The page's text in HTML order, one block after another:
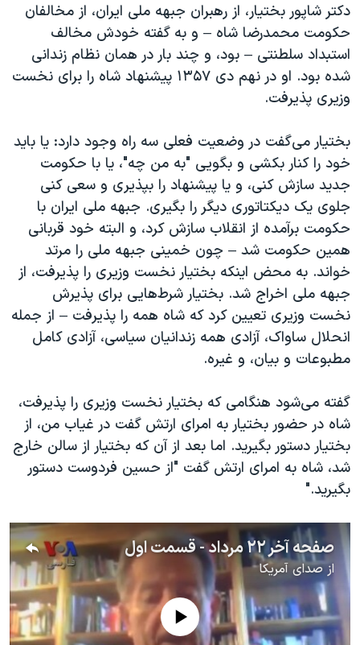
سفر پرزیدنت ترامپ به چین
دکتر شاپور بختیار، از رهبران جبهه ملی ایران، از مخالفان
حکومت محمدرضا شاه – و به گفته خودش مخالف
استبداد سلطنتی – بود، و چند بار در همان نظام زندانی
شده بود. او در نهم دی ۱۳۵۷ پیشنهاد شاه را برای نخست
وزیری پذیرفت.
بختیار می‌گفت در وضعیت فعلی سه راه وجود دارد: یا باید
خود را کنار بکشی و بگویی "به من چه"، یا با حکومت
جدید سازش کنی، و یا پیشنهاد را بپذیری و سعی کنی
جلوی یک دیکتاتوری دیگر را بگیری. جبهه ملی ایران با
حکومت برآمده از انقلاب سازش کرد، و البته خود قربانی
همین حکومت شد – چون خمینی جبهه ملی را مرتد
خواند. به محض اینکه بختیار نخست وزیری را پذیرفت، از
جبهه ملی اخراج شد. بختیار شرط‌هایی برای پذیرش
نخست وزیری تعیین کرد که شاه همه را پذیرفت – از جمله
انحلال ساواک، آزادی همه زندانیان سیاسی، آزادی کامل
مطبوعات و بیان، و غیره.
گفته می‌شود هنگامی که بختیار نخست وزیری را پذیرفت،
شاه در حضور بختیار به امرای ارتش گفت در غیاب من، از
بختیار دستور بگیرید. اما بعد از آن که بختیار از سالن خارج
شد، شاه به امرای ارتش گفت "از حسین فردوست دستور
بگیرید."
صفحه آخر ۲۲ مرداد - قسمت اول
ازصدای آمریکا
No media source currently available